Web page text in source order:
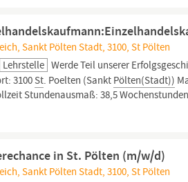
Sankt Pölten Stadt, 3100, St Pölten
Lehrstelle Werde Teil unserer
3100St. Poelten (Sankt Pölten(Stadt))
Stundenausmaß: 38,5
in St. Pölten (m/w/d)
Sankt Pölten Stadt, 3100, St Pölten